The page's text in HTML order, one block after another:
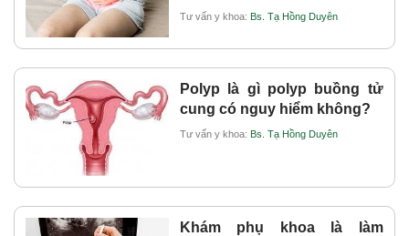
Tư vấn y khoa: Bs. Tạ Hồng Duyên
Polyp là gì polyp buồng tử
cung có nguy hiểm không?
Tư vấn y khoa: Bs. Tạ Hồng Duyên
Khám phụ khoa là làm